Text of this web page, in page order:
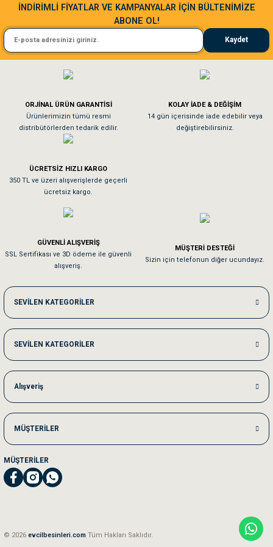
Gönder
Kedim taze mamaya bayıldı kargo fimrasın da bir sorun yaşadım ve arkadaşlar
El**** Ek******
Köpeğim bayıldı hediyeler için teşekkürler
As**** Tu******
Tavşanım kafesinin kalitesine ve paketlemesine bayıldım
Sa**** On******
Kedilerim beğeniyorlar. Memnunuz. Uygun fiyatta olması iyi.
Me***** Ya******
Akşam verdiğim sipariş bir sonraki gün elime ulaştı. Jack russell köpeğim
Ka***** Ar******
Ufak bir sorun harici sorun olmadı sağolsunlar onuda hemen çözdüler
İNDİRİMLİ FİYATLAR VE KAMPANYALAR İÇİN BÜLTENİMİZE
ABONE OL!
Kaydet
ORJİNAL ÜRÜN GARANTİSİ
Ürünlerimizin tümü resmi
distribütörlerden tedarik edilir.
KOLAY İADE & DEĞİŞİM
14 gün içerisinde iade edebilir veya
değiştirebilirsiniz.
ÜCRETSİZ HIZLI KARGO
350 TL ve üzeri alışverişlerde geçerli
ücretsiz kargo.
GÜVENLİ ALIŞVERİŞ
SSL Sertifikası ve 3D ödeme ile güvenli
alışveriş.
MÜŞTERİ DESTEĞİ
Sizin için telefonun diğer ucundayız.
SEVİLEN KATEGORİLER
SEVİLEN KATEGORİLER
Alışveriş
MÜŞTERİLER
MÜŞTERİLER
© 2026 evcilbesinleri.com Tüm Hakları Saklıdır.